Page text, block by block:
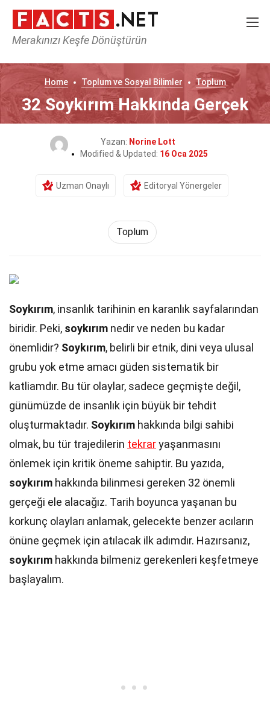
Merakınızı Keşfe Dönüştürün
Home Toplum ve Sosyal Bilimler Toplum
32 Soykırım Hakkında Gerçek
Yazan: Norine Lott
Modified & Updated: 16 Oca 2025
Uzman Onaylı Editoryal Yönergeler
Toplum
Soykırım, insanlık tarihinin en karanlık sayfalarından
biridir. Peki, soykırım nedir ve neden bu kadar
önemlidir? Soykırım, belirli bir etnik, dini veya ulusal
grubu yok etme amacı güden sistematik bir
katliamdır. Bu tür olaylar, sadece geçmişte değil,
günümüzde de insanlık için büyük bir tehdit
oluşturmaktadır. Soykırım hakkında bilgi sahibi
olmak, bu tür trajedilerin tekraryaşanmasını
önlemek için kritik öneme sahiptir. Bu yazıda,
soykırım hakkında bilinmesi gereken 32 önemli
gerçeği ele alacağız. Tarih boyunca yaşanan bu
korkunç olayları anlamak, gelecekte benzer acıların
önüne geçmek için atılacak ilk adımdır. Hazırsanız,
soykırım hakkında bilmeniz gerekenleri keşfetmeye
başlayalım.